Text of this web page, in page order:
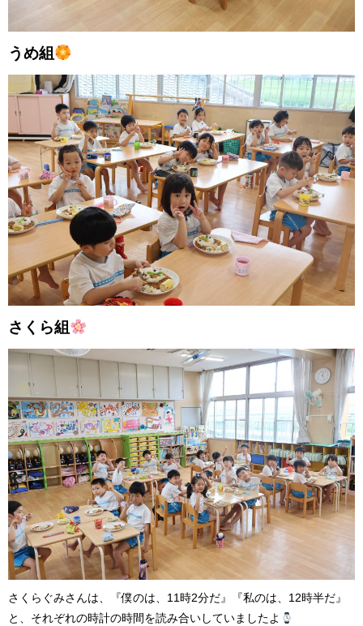
うめ組
さくら組
さくらぐみさんは、『僕のは、11時2分だ』『私のは、12時半だ』
と、それぞれの時計の時間を読み合いしていましたよ